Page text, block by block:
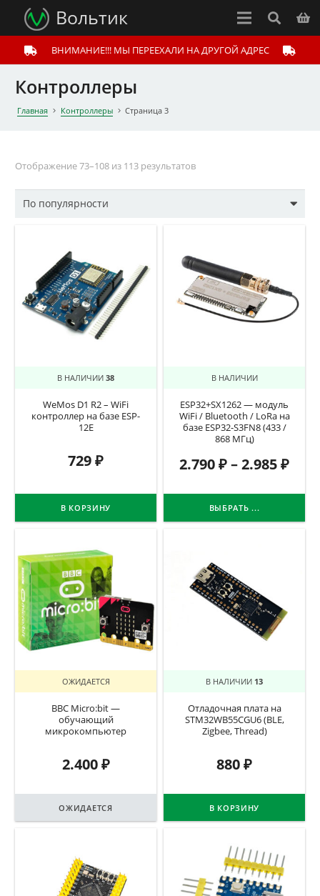
Вольтик
ВНИМАНИЕ!!! МЫ ПЕРЕЕХАЛИ НА ДРУГОЙ АДРЕС
Контроллеры
Главная Контроллеры Страница 3
Отображение 73–108 из 113 результатов
В НАЛИЧИИ 38
WeMos D1 R2 – WiFi
контроллер на базе ESP-
12E
729₽
В КОРЗИНУ
В НАЛИЧИИ
ESP32+SX1262 — модуль
WiFi / Bluetooth / LoRa на
базе ESP32-S3FN8 (433 /
868 МГц)
2.790₽–2.985₽
ВЫБРАТЬ ...
ОЖИДАЕТСЯ
BBC Micro:bit —
обучающий
микрокомпьютер
2.400₽
ОЖИДАЕТСЯ
В НАЛИЧИИ 13
Отладочная плата на
STM32WB55CGU6 (BLE,
Zigbee, Thread)
880₽
В КОРЗИНУ